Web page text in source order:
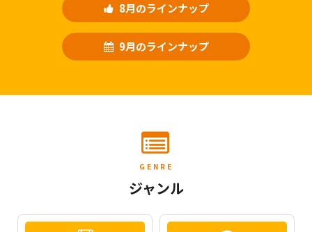
8月のラインナップ
9月のラインナップ
GENRE
ジャンル